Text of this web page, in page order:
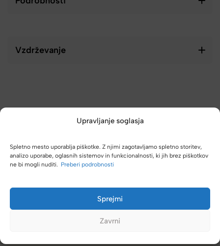
Upravljanje soglasja
Spletno mesto uporablja piškotke. Z njimi zagotavljamo spletno storitev,
analizo uporabe, oglasnih sistemov in funkcionalnosti, ki jih brez piškotkov
ne bi mogli nuditi. Preberi podrobnosti
Sprejmi
Zavrni
Vzdrževanje
(4,8/5)
Kupci nas hvalijo zaradi hitre dostave, poštenih cen in velike
izbire.